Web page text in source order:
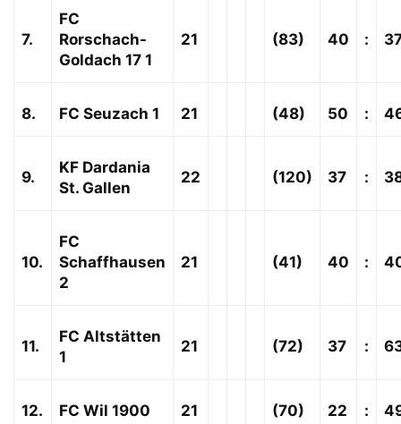
7.
FC
Rorschach-
Goldach 17 1
21 (83) 40 :
8. FC Seuzach 1 21 (48) 50 :
9.
KF Dardania
St. Gallen
22 (120) 37 :
10.
FC
Schaffhausen
2
21 (41) 40 :
11.
FC Altstätten
1
21 (72) 37 :
12. FC Wil 1900 21 (70) 22 :